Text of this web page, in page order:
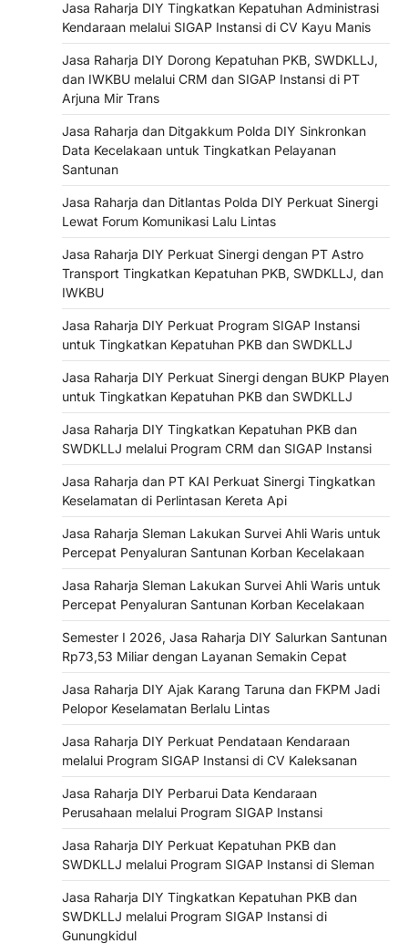
Jasa Raharja DIY Tingkatkan Kepatuhan Administrasi
Kendaraan melalui SIGAP Instansi di CV Kayu Manis
Jasa Raharja DIY Dorong Kepatuhan PKB, SWDKLLJ,
dan IWKBU melalui CRM dan SIGAP Instansi di PT
Arjuna Mir Trans
Jasa Raharja dan Ditgakkum Polda DIY Sinkronkan
Data Kecelakaan untuk Tingkatkan Pelayanan
Santunan
Jasa Raharja dan Ditlantas Polda DIY Perkuat Sinergi
Lewat Forum Komunikasi Lalu Lintas
Jasa Raharja DIY Perkuat Sinergi dengan PT Astro
Transport Tingkatkan Kepatuhan PKB, SWDKLLJ, dan
IWKBU
Jasa Raharja DIY Perkuat Program SIGAP Instansi
untuk Tingkatkan Kepatuhan PKB dan SWDKLLJ
Jasa Raharja DIY Perkuat Sinergi dengan BUKP Playen
untuk Tingkatkan Kepatuhan PKB dan SWDKLLJ
Jasa Raharja DIY Tingkatkan Kepatuhan PKB dan
SWDKLLJ melalui Program CRM dan SIGAP Instansi
Jasa Raharja dan PT KAI Perkuat Sinergi Tingkatkan
Keselamatan di Perlintasan Kereta Api
Jasa Raharja Sleman Lakukan Survei Ahli Waris untuk
Percepat Penyaluran Santunan Korban Kecelakaan
Jasa Raharja Sleman Lakukan Survei Ahli Waris untuk
Percepat Penyaluran Santunan Korban Kecelakaan
Semester I 2026, Jasa Raharja DIY Salurkan Santunan
Rp73,53 Miliar dengan Layanan Semakin Cepat
Jasa Raharja DIY Ajak Karang Taruna dan FKPM Jadi
Pelopor Keselamatan Berlalu Lintas
Jasa Raharja DIY Perkuat Pendataan Kendaraan
melalui Program SIGAP Instansi di CV Kaleksanan
Jasa Raharja DIY Perbarui Data Kendaraan
Perusahaan melalui Program SIGAP Instansi
Jasa Raharja DIY Perkuat Kepatuhan PKB dan
SWDKLLJ melalui Program SIGAP Instansi di Sleman
Jasa Raharja DIY Tingkatkan Kepatuhan PKB dan
SWDKLLJ melalui Program SIGAP Instansi di
Gunungkidul